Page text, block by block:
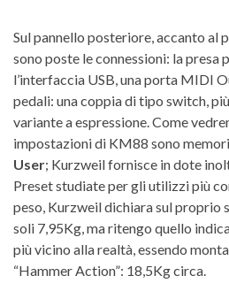
Sul pannello posteriore, accanto al
sono poste le connessioni: la presa
l’interfaccia USB, una porta MIDI
pedali: una coppia di tipo switch,
variante a espressione. Come
impostazioni di KM88 sono
User; Kurzweil fornisce in dote
Preset studiate per gli utilizzi più
peso, Kurzweil dichiara sul proprio
soli 7,95Kg, ma ritengo quello
più vicino alla realtà, essendo
“Hammer Action”: 18,5Kg circa.